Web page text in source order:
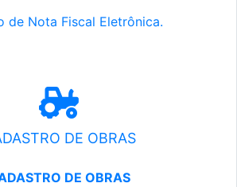
de Nota Fiscal Eletrônica.
DE OBRAS
DE OBRAS